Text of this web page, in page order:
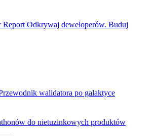
Report Odkrywaj deweloperów. Buduj
walidatora po galaktyce
do nietuzinkowych produktów